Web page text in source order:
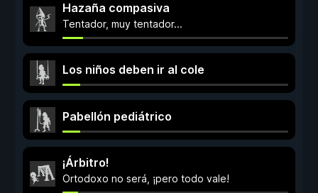
Hazaña compasiva
Tentador, muy tentador...
Los niños deben ir al cole
Pabellón pediátrico
¡Árbitro!
Ortodoxo no será, ¡pero todo vale!